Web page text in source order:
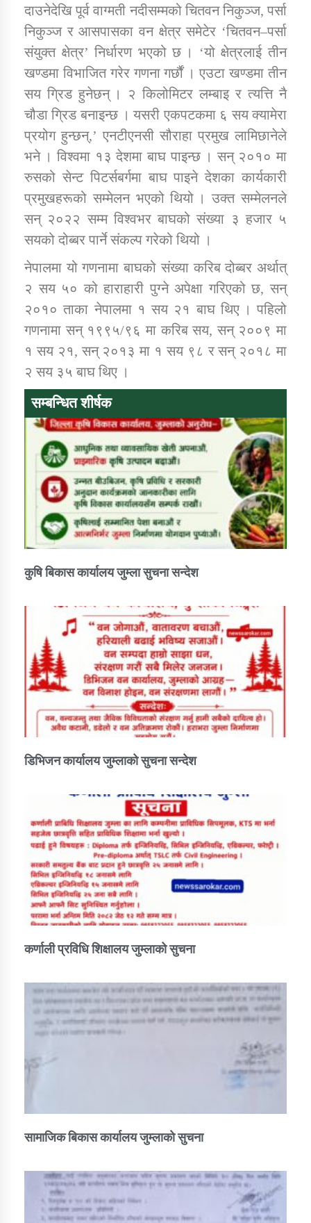
दाउनेदेखि पूर्व वाग्मती नदीसम्मको चितवन निकुञ्ज, पर्सा
निकुञ्ज र आसपासका वन क्षेत्र समेटेर ‘चितवन–पर्सा
संयुक्त क्षेत्र’ निर्धारण भएको छ । ‘यो क्षेत्रलाई तीन
खण्डमा विभाजित गरेर गणना गर्छौं । एउटा खण्डमा तीन
सय ग्रिड हुनेछन् । २ किलोमिटर लम्बाइ र त्यत्ति नै
चौडा ग्रिड बनाइन्छ । यसरी एकपटकमा ६ सय क्यामेरा
प्रयोग हुन्छन्,’ एनटीएनसी सौराहा प्रमुख लामिछानेले
भने । विश्वमा १३ देशमा बाघ पाइन्छ । सन् २०१० मा
रुसको सेन्ट पिटर्सबर्गमा बाघ पाइने देशका कार्यकारी
प्रमुखहरूको सम्मेलन भएको थियो । उक्त सम्मेलनले
सन् २०२२ सम्म विश्वभर बाघको संख्या ३ हजार ५
सयको दोब्बर पार्ने संकल्प गरेको थियो ।
नेपालमा यो गणनामा बाघको संख्या करिब दोब्बर अर्थात्
२ सय ५० को हाराहारी पुग्ने अपेक्षा गरिएको छ, सन्
२०१० ताका नेपालमा १ सय २१ बाघ थिए । पहिलो
गणनामा सन् १९९५/९६ मा करिब सय, सन् २००९ मा
१ सय २१, सन् २०१३ मा १ सय ९८ र सन् २०१८ मा
२ सय ३५ बाघ थिए ।
सम्बन्धित शीर्षक
कुषि बिकास कार्यालय जुम्ला सुचना सन्देश
डिभिजन कार्यालय जुम्लाको सुचना सन्देश
कर्णाली प्रविधि शिक्षालय जुम्लाको सुचना
सामाजिक बिकास कार्यालय जुम्लाकाे सुचना